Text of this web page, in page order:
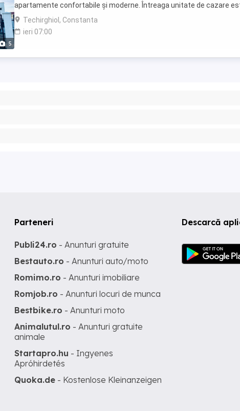
5
apartamente confortabile și moderne. Întreaga unitate de cazare
absolut nouă, pensiunea ...
Techirghiol, Constanta
ieri 07:00
Descarcă
Parteneri
Publi24.ro - Anunturi gratuite
Bestauto.ro - Anunturi auto/moto
Romimo.ro - Anunturi imobiliare
Romjob.ro - Anunturi locuri de munca
Bestbike.ro - Anunturi moto
Animalutul.ro - Anunturi gratuite
animale
Startapro.hu - Ingyenes
Apróhirdetés
Quoka.de - Kostenlose Kleinanzeigen